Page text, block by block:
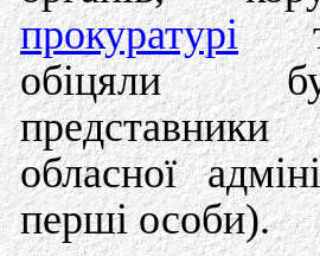
прокуратурі
обіцяли
обласної
перші особи).